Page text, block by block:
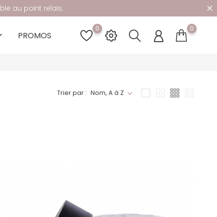
au point relais.
PROMOS
0
0
Trier par : Nom, A à Z